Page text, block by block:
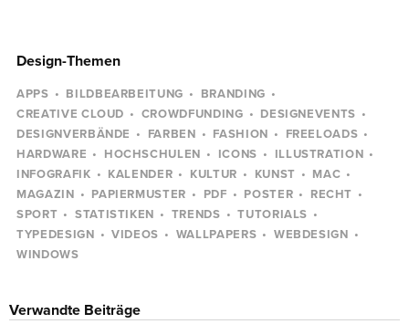
Design-Themen
APPS BILDBEARBEITUNG
BRANDING
CREATIVE CLOUD
CROWDFUNDING
DESIGNEVENTS
DESIGNVERBÄNDE
FARBEN FASHION
FREELOADS
HARDWARE
HOCHSCHULEN ICONS
ILLUSTRATION
INFOGRAFIK
KALENDER KULTUR KUNST
MAC
MAGAZIN
PAPIERMUSTER PDF POSTER
RECHT
SPORT
STATISTIKEN TRENDS
TUTORIALS
TYPEDESIGN
VIDEOS WALLPAPERS
WEBDESIGN
WINDOWS
Verwandte Beiträge